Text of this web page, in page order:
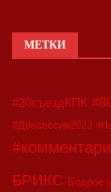
МЕТКИ
#20съездКПК
#Двесессии2023
БРИКС Бодрое